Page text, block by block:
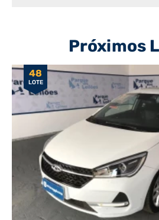
Próximos
48
LOTE